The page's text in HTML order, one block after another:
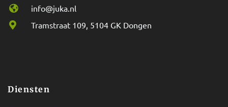
info@juka.nl
Tramstraat 109, 5104 GK Dongen
Diensten